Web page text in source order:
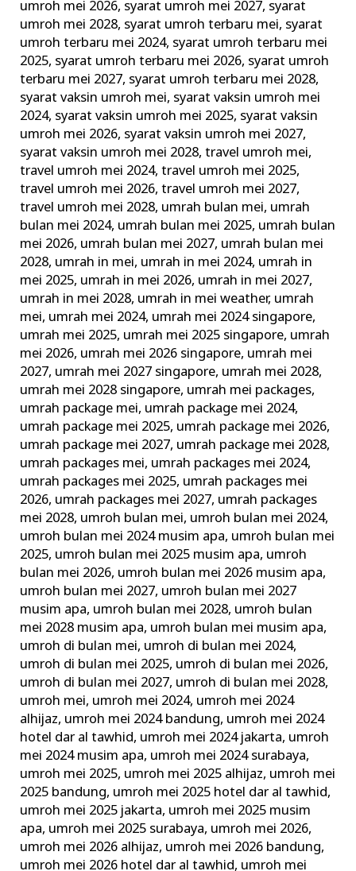
umroh mei 2026, syarat umroh mei 2027, syarat
umroh mei 2028, syarat umroh terbaru mei, syarat
umroh terbaru mei 2024, syarat umroh terbaru mei
2025, syarat umroh terbaru mei 2026, syarat umroh
terbaru mei 2027, syarat umroh terbaru mei 2028,
syarat vaksin umroh mei, syarat vaksin umroh mei
2024, syarat vaksin umroh mei 2025, syarat vaksin
umroh mei 2026, syarat vaksin umroh mei 2027,
syarat vaksin umroh mei 2028,travel umroh mei,
travel umroh mei 2024,travel umroh mei 2025,
travel umroh mei 2026,travel umroh mei 2027,
travel umroh mei 2028, umrah bulan mei, umrah
bulan mei 2024, umrah bulan mei 2025, umrah bulan
mei 2026, umrah bulan mei 2027, umrah bulan mei
2028, umrah in mei, umrah in mei 2024, umrah in
mei 2025, umrah in mei 2026, umrah in mei 2027,
umrah in mei 2028, umrah in mei weather, umrah
mei, umrah mei 2024, umrah mei 2024 singapore,
umrah mei 2025, umrah mei 2025 singapore, umrah
mei 2026, umrah mei 2026 singapore, umrah mei
2027, umrah mei 2027 singapore, umrah mei 2028,
umrah mei 2028 singapore, umrah mei packages,
umrah package mei, umrah package mei 2024,
umrah package mei 2025, umrah package mei 2026,
umrah package mei 2027, umrah package mei 2028,
umrah packages mei, umrah packages mei 2024,
umrah packages mei 2025, umrah packages mei
2026, umrah packages mei 2027, umrah packages
mei 2028, umroh bulan mei, umroh bulan mei 2024,
umroh bulan mei 2024 musim apa, umroh bulan mei
2025, umroh bulan mei 2025 musim apa, umroh
bulan mei 2026, umroh bulan mei 2026 musim apa,
umroh bulan mei 2027, umroh bulan mei 2027
musim apa, umroh bulan mei 2028, umroh bulan
mei 2028 musim apa, umroh bulan mei musim apa,
umroh di bulan mei, umroh di bulan mei 2024,
umroh di bulan mei 2025, umroh di bulan mei 2026,
umroh di bulan mei 2027, umroh di bulan mei 2028,
umroh mei, umroh mei 2024, umroh mei 2024
alhijaz, umroh mei 2024 bandung, umroh mei 2024
hotel dar al tawhid, umroh mei 2024 jakarta, umroh
mei 2024 musim apa, umroh mei 2024 surabaya,
umroh mei 2025, umroh mei 2025 alhijaz, umroh mei
2025 bandung, umroh mei 2025 hotel dar al tawhid,
umroh mei 2025 jakarta, umroh mei 2025 musim
apa, umroh mei 2025 surabaya, umroh mei 2026,
umroh mei 2026 alhijaz, umroh mei 2026 bandung,
umroh mei 2026 hotel dar al tawhid, umroh mei